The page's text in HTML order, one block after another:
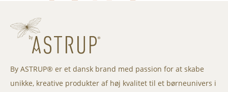
By ASTRUP® er et dansk brand med passion for at skabe
unikke, kreative produkter af høj kvalitet til et børneunivers i